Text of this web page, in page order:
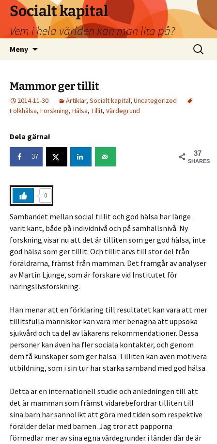
Socialt kapital
Vem i hela världen kan man lita på?
Meny
Sök
efter:
Mammor ger tillit
2014-11-30 Artiklar, Socialt kapital, Uncategorized
Folkhälsa, Forskning, Hälsa, Tillit, Värdegrund
Dela gärna!
37
SHARES
37
0
Sambandet mellan social tillit och god hälsa har länge
varit känt, både på individnivå och på samhällsnivå. Ny
forskning visar nu att det är tilliten som ger god hälsa, inte
god hälsa som ger tillit. Och tillit ärvs till stor del från
föräldrarna, främst från mamman. Det framgår av analyser
av Martin Ljunge, som är forskare vid Institutet för
näringslivsforskning.
Han menar att en förklaring till resultatet kan vara att mer
tillitsfulla människor kan vara mer benägna att uppsöka
sjukvård och ta del av läkarens rekommendationer. Dessa
personer kan även ha fler sociala kontakter, och genom
dem få kunskaper som ger hälsa. Tilliten kan även motivera
utbildning, som i sin tur har starka samband med god hälsa.
Detta är en internationell studie och anledningen till att
det är mamman som främst vidarebefordrar tilliten till
sina barn har sannolikt att göra med tiden som respektive
förälder delar med barnen. Jag tror att papporna
förmedlar mer av sina egna värdegrunder i länder där de är